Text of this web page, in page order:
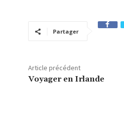
Partager
Article précédent
Voyager en Irlande